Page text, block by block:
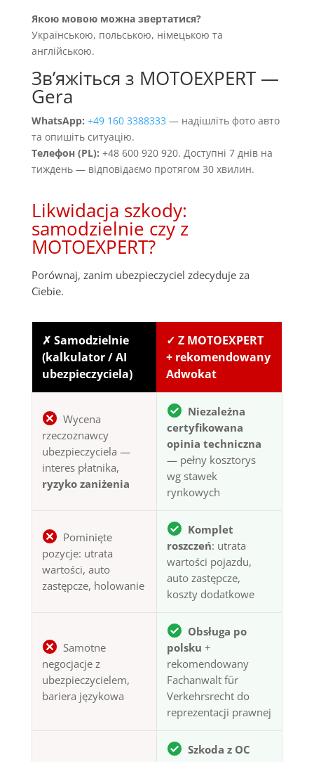
Якою мовою можна звертатися?
Українською, польською, німецькою та
англійською.
Звʼяжіться з MOTOEXPERT —
Gera
WhatsApp: +49 160 3388333 — надішліть фото авто
та опишіть ситуацію.
Телефон (PL): +48 600 920 920. Доступні 7 днів на
тиждень — відповідаємо протягом 30 хвилин.
Likwidacja szkody:
samodzielnie czy z
MOTOEXPERT?
Porównaj, zanim ubezpieczyciel zdecyduje za
Ciebie.
✗ Samodzielnie
(kalkulator / AI
ubezpieczyciela)
✓ Z MOTOEXPERT
+ rekomendowany
Adwokat
Wycena
rzeczoznawcy
ubezpieczyciela —
interes płatnika,
ryzyko zaniżenia
Niezależna
certyfikowana
opinia techniczna
— pełny kosztorys
wg stawek
rynkowych
Pominięte
pozycje: utrata
wartości, auto
zastępcze, holowanie
Komplet
roszczeń: utrata
wartości pojazdu,
auto zastępcze,
koszty dodatkowe
Samotne
negocjacje z
ubezpieczycielem,
bariera językowa
Obsługa po
polsku +
rekomendowany
Fachanwalt für
Verkehrsrecht do
reprezentacji prawnej
Szkoda z OC